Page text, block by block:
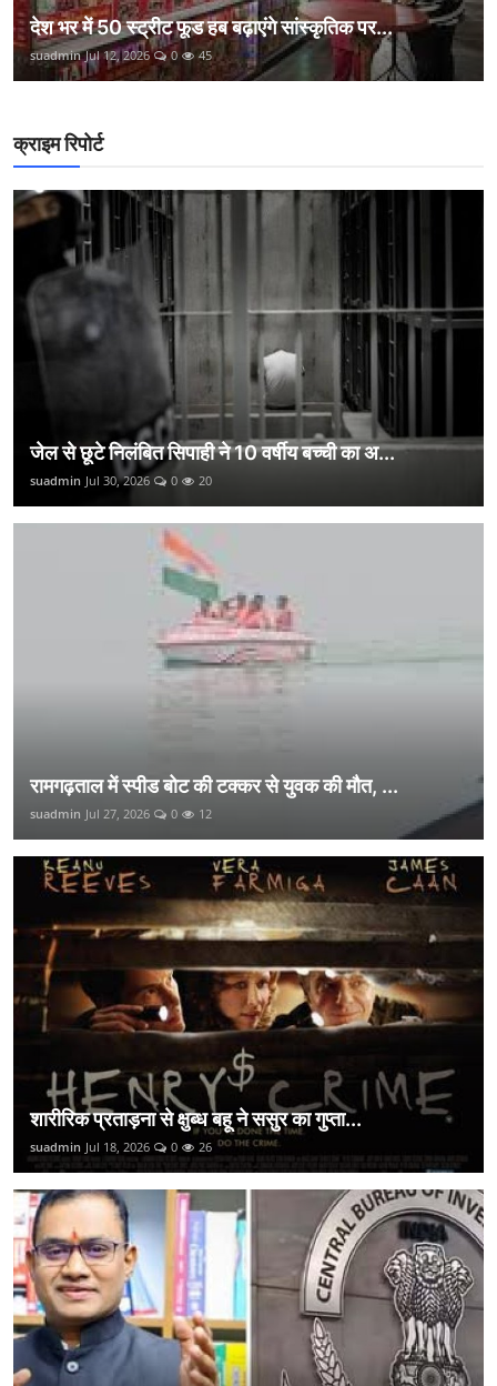
देश भर में 50 स्ट्रीट फूड हब बढ़ाएंगे सांस्कृतिक पर...
suadmin Jul 12, 2026 0 45
क्राइम रिपोर्ट
जेल से छूटे निलंबित सिपाही ने 10 वर्षीय बच्ची का अ...
suadmin Jul 30, 2026 0 20
रामगढ़ताल में स्पीड बोट की टक्कर से युवक की मौत, ...
suadmin Jul 27, 2026 0 12
शारीरिक प्रताड़ना से क्षुब्ध बहू ने ससुर का गुप्ता...
suadmin Jul 18, 2026 0 26